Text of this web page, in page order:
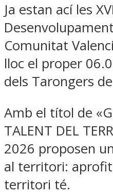
Ja estan ací les
Comunitat
lloc el proper
dels Tarongers
Amb el títol de
TALENT DEL
2026 proposen
al territori:
territori té.